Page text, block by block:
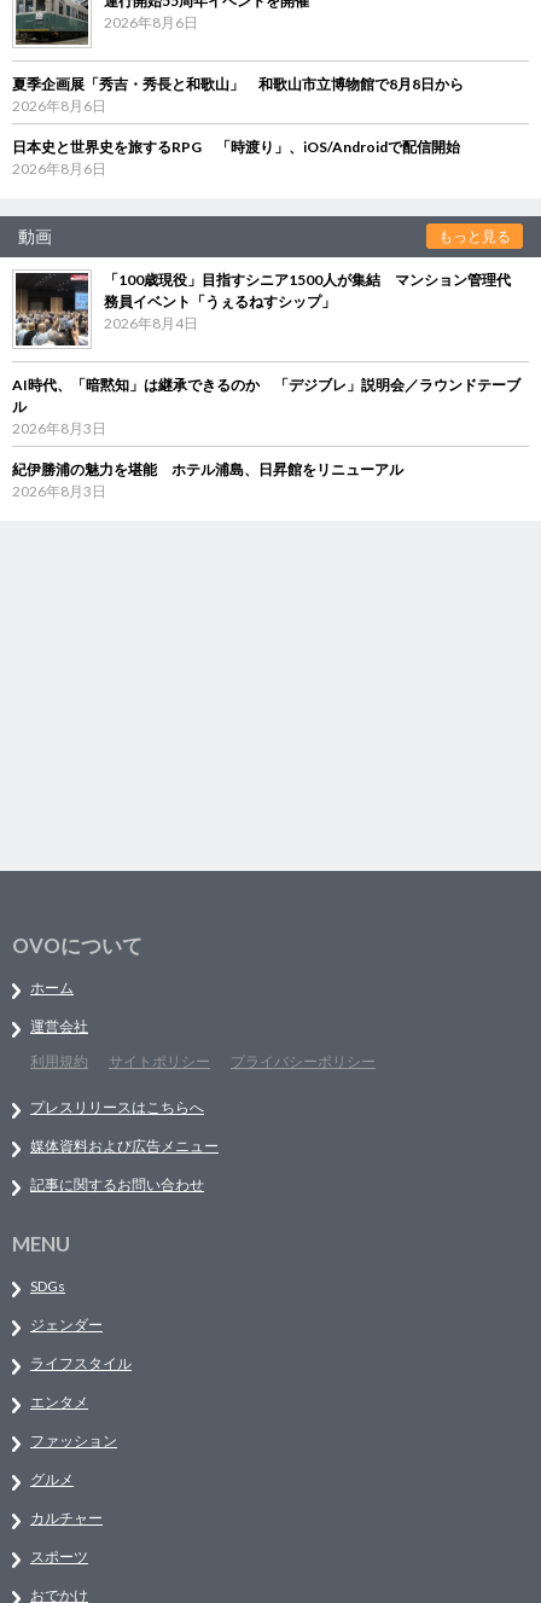
2026年8月6日
夏季企画展「秀吉・秀長と和歌山」 和歌山市立博物館で8月8日から
2026年8月6日
日本史と世界史を旅するRPG 「時渡り」、iOS/Androidで配信開始
2026年8月6日
動画 もっと見る
「100歳現役」目指すシニア1500人が集結 マンション管理代
務員イベント「うぇるねすシップ」
2026年8月4日
AI時代、「暗黙知」は継承できるのか 「デジブレ」説明会／ラウンドテーブ
ル
2026年8月3日
紀伊勝浦の魅力を堪能 ホテル浦島、日昇館をリニューアル
2026年8月3日
OVOについて
ホーム
運営会社
利用規約
サイトポリシー プライバシーポリシー
プレスリリースはこちらへ
媒体資料および広告メニュー
記事に関するお問い合わせ
MENU
SDGs
ジェンダー
ライフスタイル
エンタメ
ファッション
グルメ
カルチャー
スポーツ
おでかけ